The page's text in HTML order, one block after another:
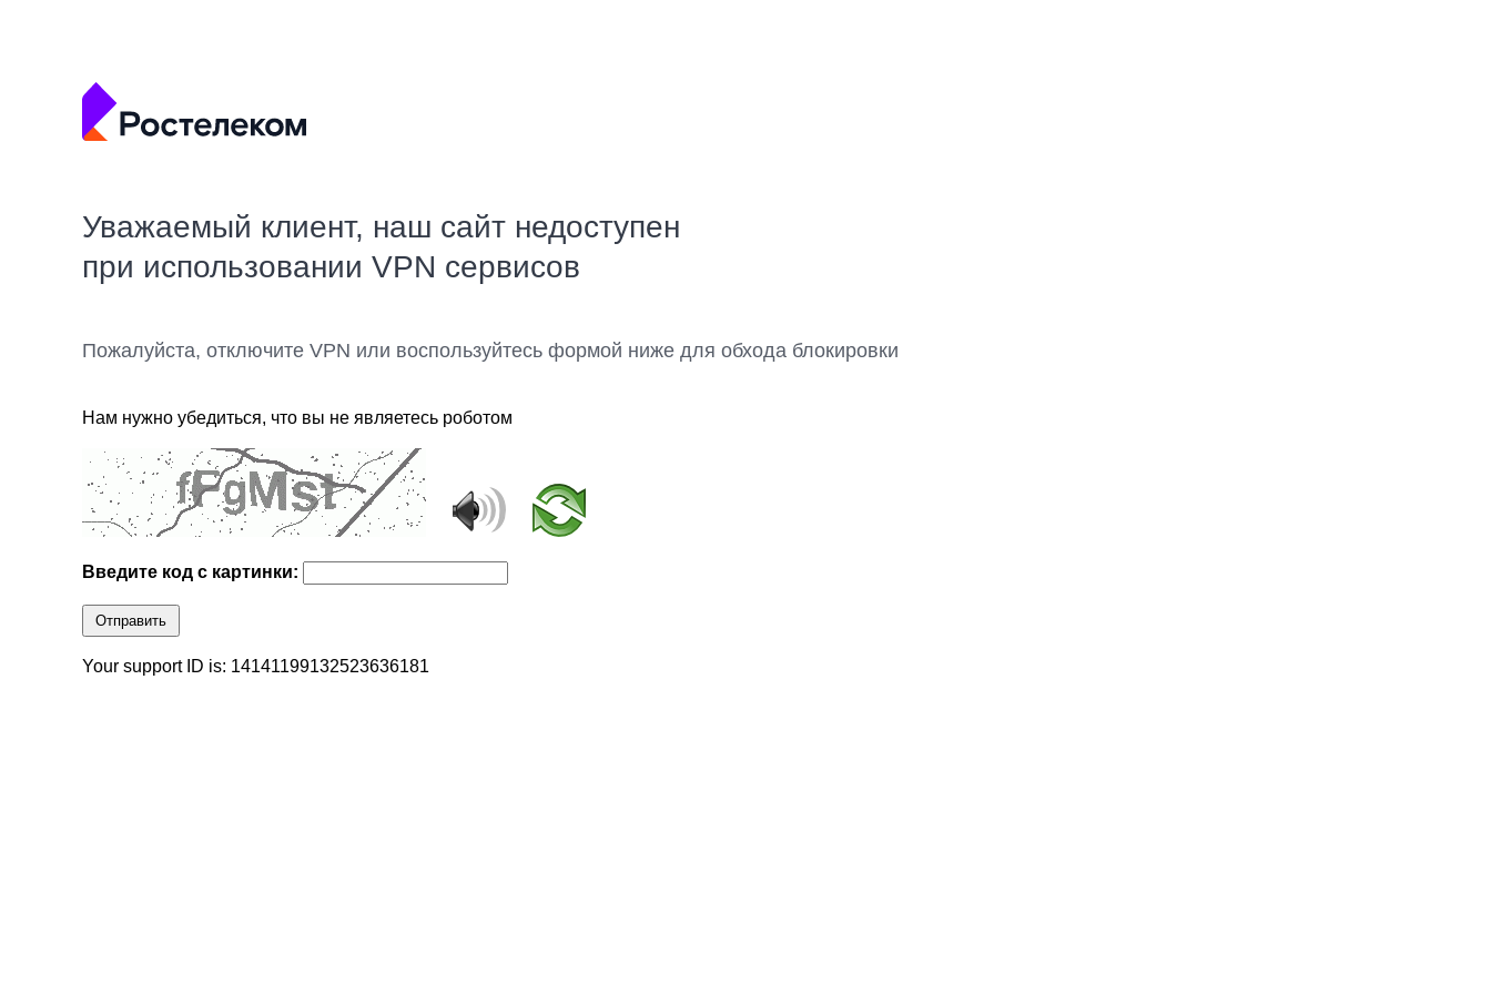
Уважаемый клиент, наш сайт недоступен
при использовании VPN сервисов
Пожалуйста, отключите VPN или воспользуйтесь формой ниже для обхода блокировки
Нам нужно убедиться, что вы не являетесь роботом
Введите код с картинки:
Отправить
Your support ID is: 14141199132523636181